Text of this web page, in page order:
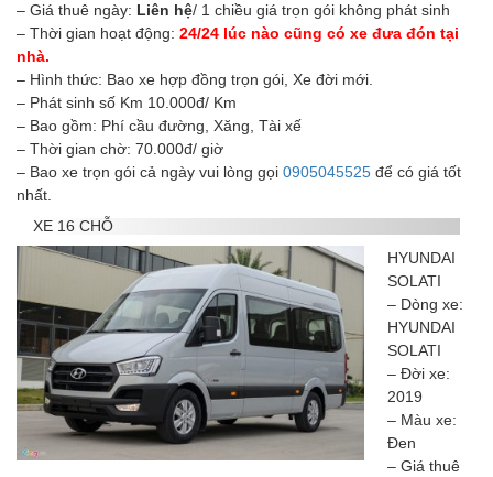
– Giá thuê ngày: Liên hệ/ 1 chiều giá trọn gói không phát sinh
– Thời gian hoạt động: 24/24 lúc nào cũng có xe đưa đón tại
nhà.
– Hình thức: Bao xe hợp đồng trọn gói, Xe đời mới.
– Phát sinh số Km 10.000đ/ Km
– Bao gồm: Phí cầu đường, Xăng, Tài xế
– Thời gian chờ: 70.000đ/ giờ
– Bao xe trọn gói cả ngày vui lòng gọi 0905045525 để có giá tốt
nhất.
XE 16 CHỖ
HYUNDAI
SOLATI
– Dòng xe:
HYUNDAI
SOLATI
– Đời xe:
2019
– Màu xe:
Đen
– Giá thuê